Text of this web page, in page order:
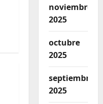
noviembre
2025
octubre
2025
septiembre
2025